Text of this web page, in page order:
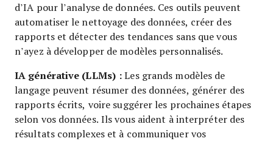
d’IA pour l’analyse de données. Ces outils peuvent
automatiser le nettoyage des données, créer des
rapports et détecter des tendances sans que vous
n’ayez à développer de modèles personnalisés.
IA générative (LLMs) :Les grands modèles de
langage peuvent résumer des données, générer des
rapports écrits, voire suggérer les prochaines étapes
selon vos données. Ils vous aident à interpréter des
résultats complexes et à communiquer vos